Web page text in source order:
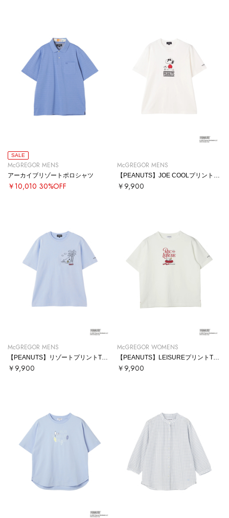
SALE
McGREGOR MENS
アーカイブリゾートポロシャツ
￥10,010 30%OFF
McGREGOR MENS
￥9,900
McGREGOR MENS
￥9,900
McGREGOR WOMENS
￥9,900